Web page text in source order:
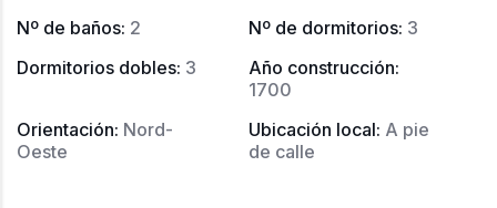
Nº de baños: 2 Nº de dormitorios: 3
Dormitorios dobles: 3 Año construcción:
1700
Orientación: Nord-
Oeste
Ubicación local: A pie
de calle